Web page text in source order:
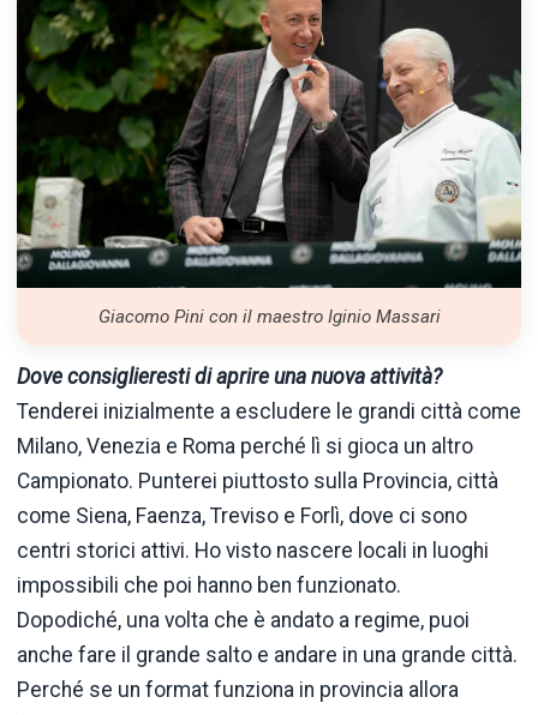
Giacomo Pini con il maestro Iginio Massari
Dove consiglieresti di aprire una nuova attività?
Tenderei inizialmente a escludere le grandi città come
Milano, Venezia e Roma perché lì si gioca un altro
Campionato. Punterei piuttosto sulla Provincia, città
come Siena, Faenza, Treviso e Forlì, dove ci sono
centri storici attivi. Ho visto nascere locali in luoghi
impossibili che poi hanno ben funzionato.
Dopodiché, una volta che è andato a regime, puoi
anche fare il grande salto e andare in una grande città.
Perché se un format funziona in provincia allora